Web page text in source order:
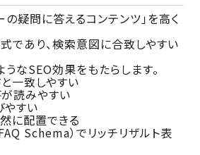
疑問に答えるコンテンツ」を高く
であり、検索意図に合致しやすい
うなSEO効果をもたらします。
一致しやすい
読みやすい
すい
に配置できる
Schema）でリッチリザルト表